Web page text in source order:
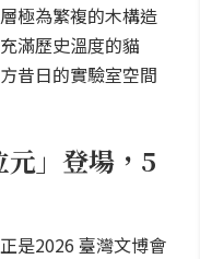
極為繁複的木構造
滿歷史溫度的貓
昔日的實驗室空間
」登場，5
是2026 臺灣文博會